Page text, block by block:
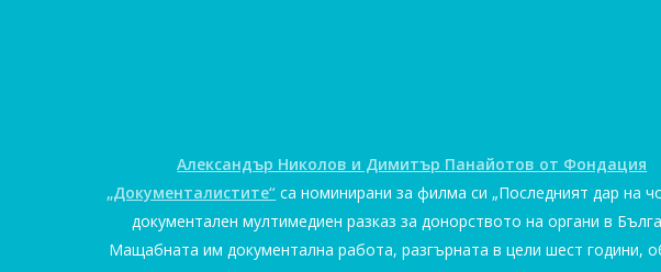
Александър Николов и Димитър Панайотов от Фондация
„Документалистите“ са номинирани за филма си „Последният дар на
документален мултимедиен разказ за донорството на органи в
Мащабната им документална работа, разгърната в цели шест години,